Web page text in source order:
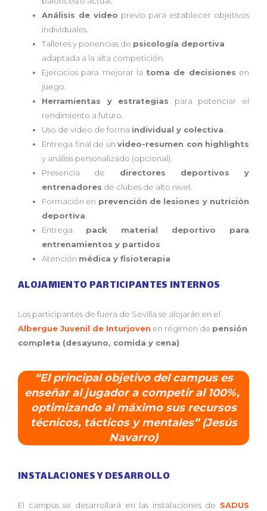
Análisis de video previo para establecer objetivos
individuales.
Talleres y ponencias de psicología deportiva
adaptada a la alta competición.
Ejercicios para mejorar la toma de decisiones en
juego.
Herramientas y estrategias para potenciar el
rendimiento a futuro.
Uso de video de forma individual y colectiva.
Entrega final de un video-resumen con highlights
y análisis personalizado (opcional).
Presencia de directores deportivos y
entrenadores de clubes de alto nivel.
Formación en prevención de lesiones y nutrición
deportiva.
Entrega pack material deportivo para
entrenamientos y partidos
Atención médica y fisioterapia
ALOJAMIENTO PARTICIPANTES INTERNOS
Los participantes de fuera de Sevilla se alojarán en el
Albergue Juvenil de Inturjoven en régimen de pensión
completa (desayuno, comida y cena)
“El principal objetivo del campus es
enseñar al jugador a competir al 100%,
optimizando al máximo sus recursos
técnicos, tácticos y mentales” (Jesús
Navarro)
INSTALACIONES Y DESARROLLO
El campus se desarrollará en las instalaciones de SADUS